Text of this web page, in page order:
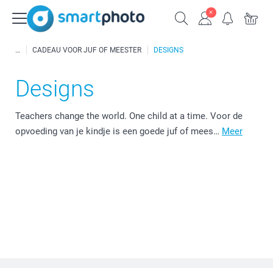
CADEAU VOOR JUF OF MEESTER DESIGNS
Designs
Teachers change the world. One child at a time. Voor de
opvoeding van je kindje is een goede juf of mees… Meer